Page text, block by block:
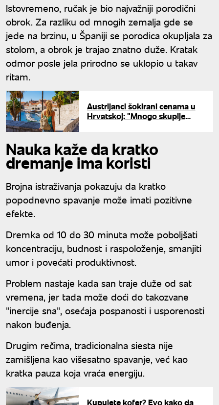
Istovremeno, ručak je bio najvažniji porodični
obrok. Za razliku od mnogih zemalja gde se
jede na brzinu, u Španiji se porodica okupljala za
stolom, a obrok je trajao znatno duže. Kratak
odmor posle jela prirodno se uklopio u takav
ritam.
Austrijanci šokirani cenama u
Hrvatskoj: "Mnogo skuplje
Nauka kaže da kratko
dremanje ima koristi
Brojna istraživanja pokazuju da kratko
popodnevno spavanje može imati pozitivne
efekte.
Dremka od 10 do 30 minuta može poboljšati
koncentraciju, budnost i raspoloženje, smanjiti
umor i povećati produktivnost.
Problem nastaje kada san traje duže od sat
vremena, jer tada može doći do takozvane
"inercije sna", osećaja pospanosti i usporenosti
nakon buđenja.
Drugim rečima, tradicionalna siesta nije
zamišljena kao višesatno spavanje, već kao
kratka pauza koja vraća energiju.
Kupujete kofer? Evo kako da